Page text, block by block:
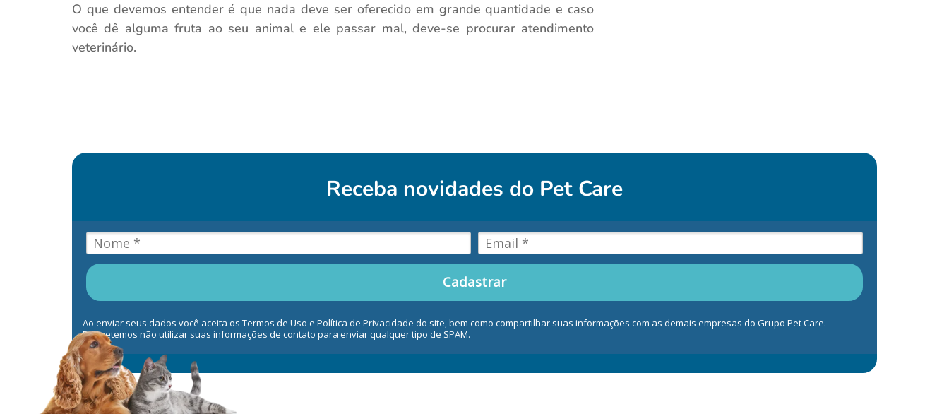
O que devemos entender é que nada deve ser oferecido em grande quantidade e caso
você dê alguma fruta ao seu animal e ele passar mal, deve-se procurar atendimento
veterinário.
Receba novidades do Pet Care
Cadastrar
Ao enviar seus dados você aceita os Termos de Uso e Política de Privacidade do site, bem como compartilhar suas informações com as demais empresas do Grupo Pet Care.
Prometemos não utilizar suas informações de contato para enviar qualquer tipo de SPAM.